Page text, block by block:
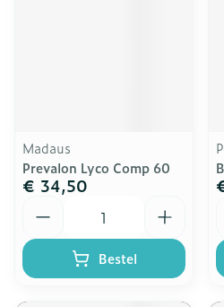
Madaus
Prevalon Lyco Comp 60
€ 34,50
Bestel